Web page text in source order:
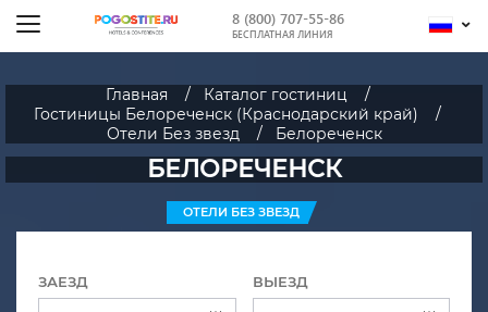
8 (800) 707-55-86
БЕСПЛАТНАЯ ЛИНИЯ
Главная
Каталог гостиниц
Гостиницы Белореченск (Краснодарский край)
Отели Без звезд
Белореченск
БЕЛОРЕЧЕНСК
ОТЕЛИ БЕЗ ЗВЕЗД
ЗАЕЗД ВЫЕЗД